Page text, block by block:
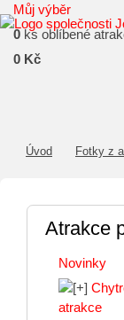
Můj výběr
0 ks oblíbené
0 Kč
Úvod Fotky z
Atrakce
Novinky
atrakce